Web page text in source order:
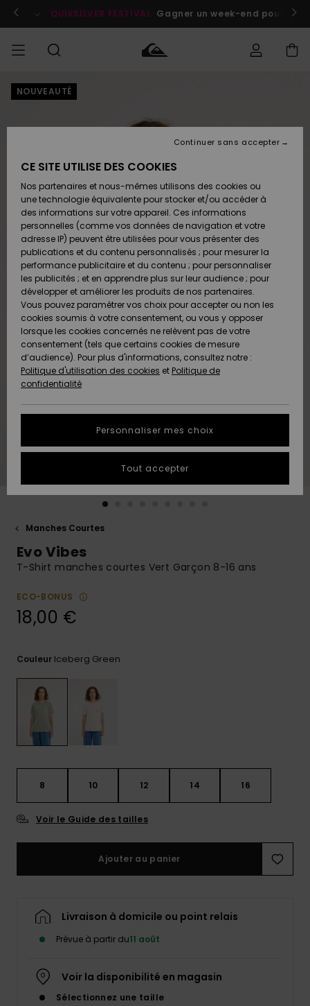
l'information
le
QUIKSILVER FESTIVAL Gagner un week-end pour
HOMME
Chaussures
& Tongs
Surf
Snow
Nouveautés
A
Découvrir
Chaussures
& Tongs
Surf
Snow
Nouveautés
A
Découvrir
FEMME
A
Découvrir
Snow
SURF
Homme
Surf
Shop
Enfant
Highlights
Communauté
SNOW
Homme
Snow
Shop
Enfant
Snow
Shop
Femme
A
Découvrir
Communauté
OUTLET
Enfant
Outlet
Femme
AIDE &
CONTACT
Retours
Paiement
Carte
Cadeau
Quiksilver
Freedom
Protection
des
tailles
conversation
obtenir la
à votre
réponses
les plus
formulaire
Consulter
la FAQ
MAGASINS
QUIKSILVER
NOUVEAUTÉ
Manches Courtes
Evo Vibes
T-Shirt manches courtes Vert Garçon 8-16 ans
ECO-BONUS
18,00 €
Couleur Iceberg Green
8 10 12 14 16
Voir le Guide des tailles
Ajouter au panier
Livraison à domicile ou point relais
Prévue à partir du11 août
Voir la disponibilité en magasin
Sélectionnez une taille
CE SITE UTILISE DES COOKIES
Nos partenaires et nous-mêmes utilisons des cookies ou
une technologie équivalente pour stocker et/ou accéder à
des informations sur votre appareil. Ces informations
personnelles (comme vos données de navigation et votre
adresse IP) peuvent être utilisées pour vous présenter des
publications et du contenu personnalisés ; pour mesurer la
performance publicitaire et du contenu ; pour personnaliser
les publicités ; et en apprendre plus sur leur audience ; pour
développer et améliorer les produits de nos partenaires.
Vous pouvez paramétrer vos choix pour accepter ou non les
cookies soumis à votre consentement, ou vous y opposer
lorsque les cookies concernés ne relèvent pas de votre
consentement (tels que certains cookies de mesure
d’audience). Pour plus d'informations, consultez notre :
Politique d'utilisation des cookies et Politique de
confidentialité
Personnaliser mes choix
Continuer sans accepter
Tout accepter